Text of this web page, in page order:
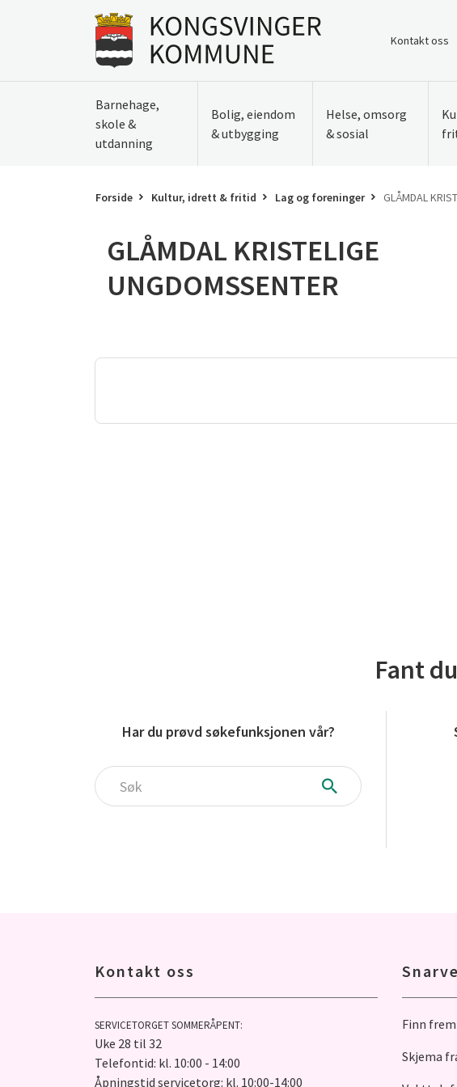
Gå til forsiden
Kontakt oss
Barnehage,
skole &
utdanning
Bolig, eiendom
& utbygging
Helse, omsorg
& sosial
Forside Kultur, idrett & fritid Lag og foreninger GLÅMDAL
GLÅMDAL KRISTELIGE
UNGDOMSSENTER
Fant
Har du prøvd søkefunksjonen vår?
Søk
Kontakt oss
SERVICETORGET SOMMERÅPENT:
Uke 28 til 32
Telefontid: kl. 10:00 - 14:00
Åpningstid servicetorg: kl. 10:00-14:00
Finn
Skjema